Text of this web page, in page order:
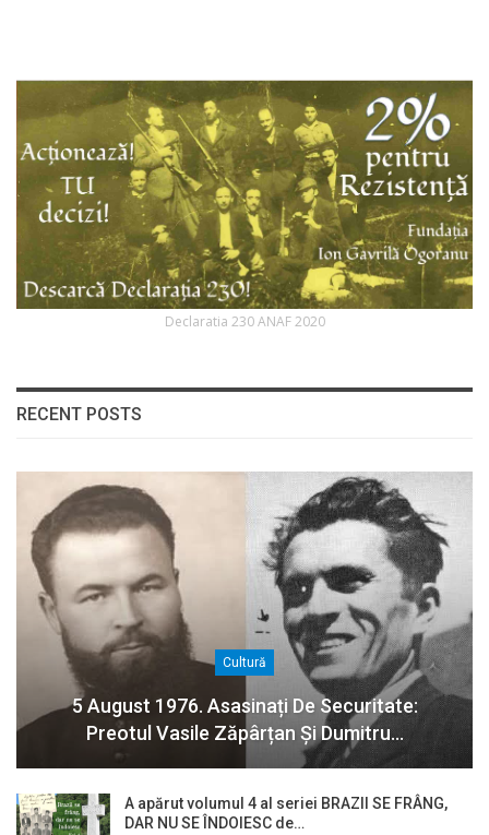
Declaratia 230 ANAF 2020
RECENT POSTS
Cultură
5 August 1976. Asasinați De Securitate:
Preotul Vasile Zăpârțan Și Dumitru…
A apărut volumul 4 al seriei BRAZII SE FRÂNG,
DAR NU SE ÎNDOIESC de…